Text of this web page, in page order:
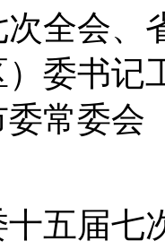
全会、
委书记
常委会
五届七